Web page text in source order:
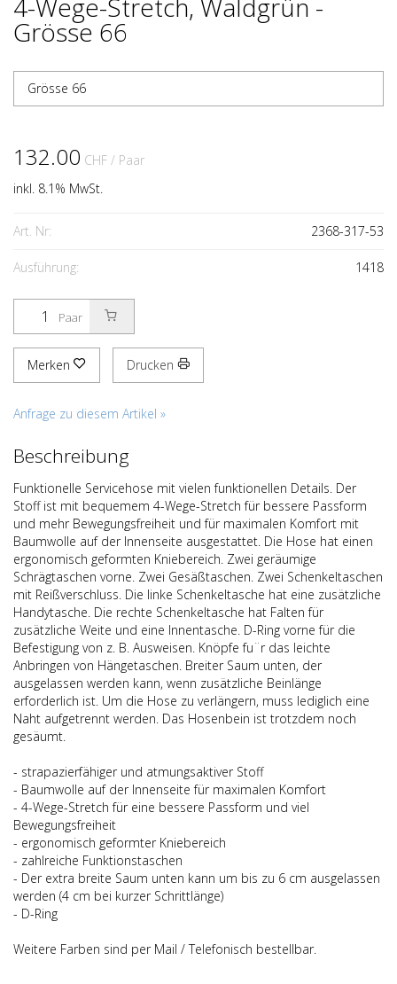
4-Wege-Stretch, Waldgrün -
Grösse 66
Grösse 66
132.00 CHF / Paar
inkl. 8.1% MwSt.
Art. Nr: 2368-317-53
Ausführung: 1418
Paar
Merken Drucken
Anfrage zu diesem Artikel »
Beschreibung
Funktionelle Servicehose mit vielen funktionellen Details. Der
Stoff ist mit bequemem 4-Wege-Stretch für bessere Passform
und mehr Bewegungsfreiheit und für maximalen Komfort mit
Baumwolle auf der Innenseite ausgestattet. Die Hose hat einen
ergonomisch geformten Kniebereich. Zwei geräumige
Schrägtaschen vorne. Zwei Gesäßtaschen. Zwei Schenkeltaschen
mit Reißverschluss. Die linke Schenkeltasche hat eine zusätzliche
Handytasche. Die rechte Schenkeltasche hat Falten für
zusätzliche Weite und eine Innentasche. D-Ring vorne für die
Befestigung von z. B. Ausweisen. Knöpfe fu¨r das leichte
Anbringen von Hängetaschen. Breiter Saum unten, der
ausgelassen werden kann, wenn zusätzliche Beinlänge
erforderlich ist. Um die Hose zu verlängern, muss lediglich eine
Naht aufgetrennt werden. Das Hosenbein ist trotzdem noch
gesäumt.
- strapazierfähiger und atmungsaktiver Stoff
- Baumwolle auf der Innenseite für maximalen Komfort
- 4-Wege-Stretch für eine bessere Passform und viel
Bewegungsfreiheit
- ergonomisch geformter Kniebereich
- zahlreiche Funktionstaschen
- Der extra breite Saum unten kann um bis zu 6 cm ausgelassen
werden (4 cm bei kurzer Schrittlänge)
- D-Ring
Weitere Farben sind per Mail / Telefonisch bestellbar.